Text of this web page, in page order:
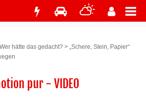
Wer hätte das gedacht? > „Schere, Stein, Papier“
pur - VIDEO